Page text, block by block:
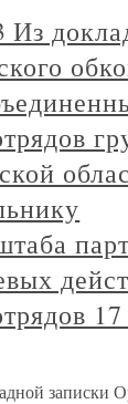
записки